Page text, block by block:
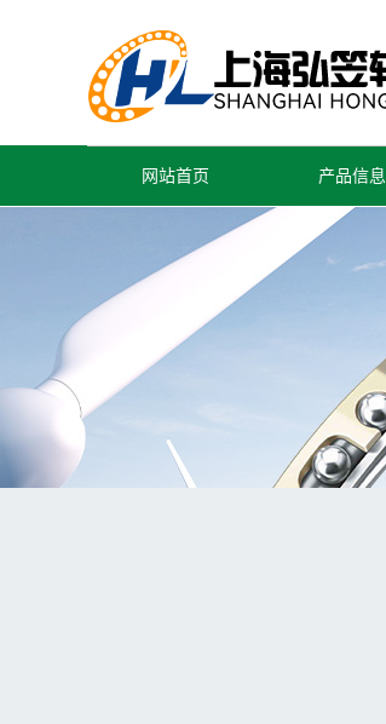
网站首页 产品信息